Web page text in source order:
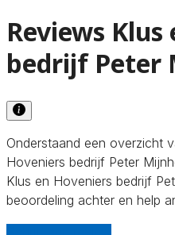
Reviews
bedrijf Peter
Onderstaand een overzicht
Hoveniers bedrijf Peter
Klus en Hoveniers bedrijf
beoordeling achter en help